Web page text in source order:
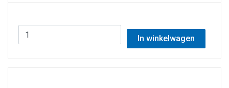
In winkelwagen